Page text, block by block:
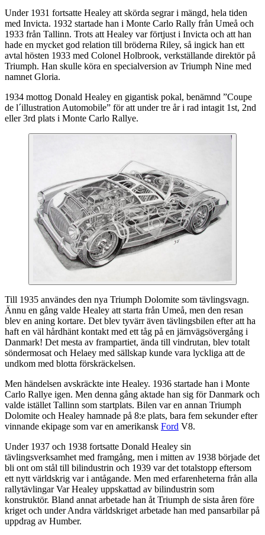
Under 1931 fortsatte Healey att skörda segrar i mängd, hela tiden
med Invicta. 1932 startade han i Monte Carlo Rally från Umeå och
1933 från Tallinn. Trots att Healey var förtjust i Invicta och att han
hade en mycket god relation till bröderna Riley, så ingick han ett
avtal hösten 1933 med Colonel Holbrook, verkställande direktör på
Triumph. Han skulle köra en specialversion av Triumph Nine med
namnet Gloria.
1934 mottog Donald Healey en gigantisk pokal, benämnd ”Coupe
de l´illustration Automobile” för att under tre år i rad intagit 1st, 2nd
eller 3rd plats i Monte Carlo Rallye.
Till 1935 användes den nya Triumph Dolomite som tävlingsvagn.
Ännu en gång valde Healey att starta från Umeå, men den resan
blev en aning kortare. Det blev tyvärr även tävlingsbilen efter att ha
haft en väl hårdhänt kontakt med ett tåg på en järnvägsövergång i
Danmark! Det mesta av frampartiet, ända till vindrutan, blev totalt
söndermosat och Helaey med sällskap kunde vara lyckliga att de
undkom med blotta förskräckelsen.
Men händelsen avskräckte inte Healey. 1936 startade han i Monte
Carlo Rallye igen. Men denna gång aktade han sig för Danmark och
valde istället Tallinn som startplats. Bilen var en annan Triumph
Dolomite och Healey hamnade på 8:e plats, bara fem sekunder efter
vinnande ekipage som var en amerikansk Ford V8.
Under 1937 och 1938 fortsatte Donald Healey sin
tävlingsverksamhet med framgång, men i mitten av 1938 började det
bli ont om stål till bilindustrin och 1939 var det totalstopp eftersom
ett nytt världskrig var i antågande. Men med erfarenheterna från alla
rallytävlingar Var Healey uppskattad av bilindustrin som
konstruktör. Bland annat arbetade han åt Triumph de sista åren före
kriget och under Andra världskriget arbetade han med pansarbilar på
uppdrag av Humber.